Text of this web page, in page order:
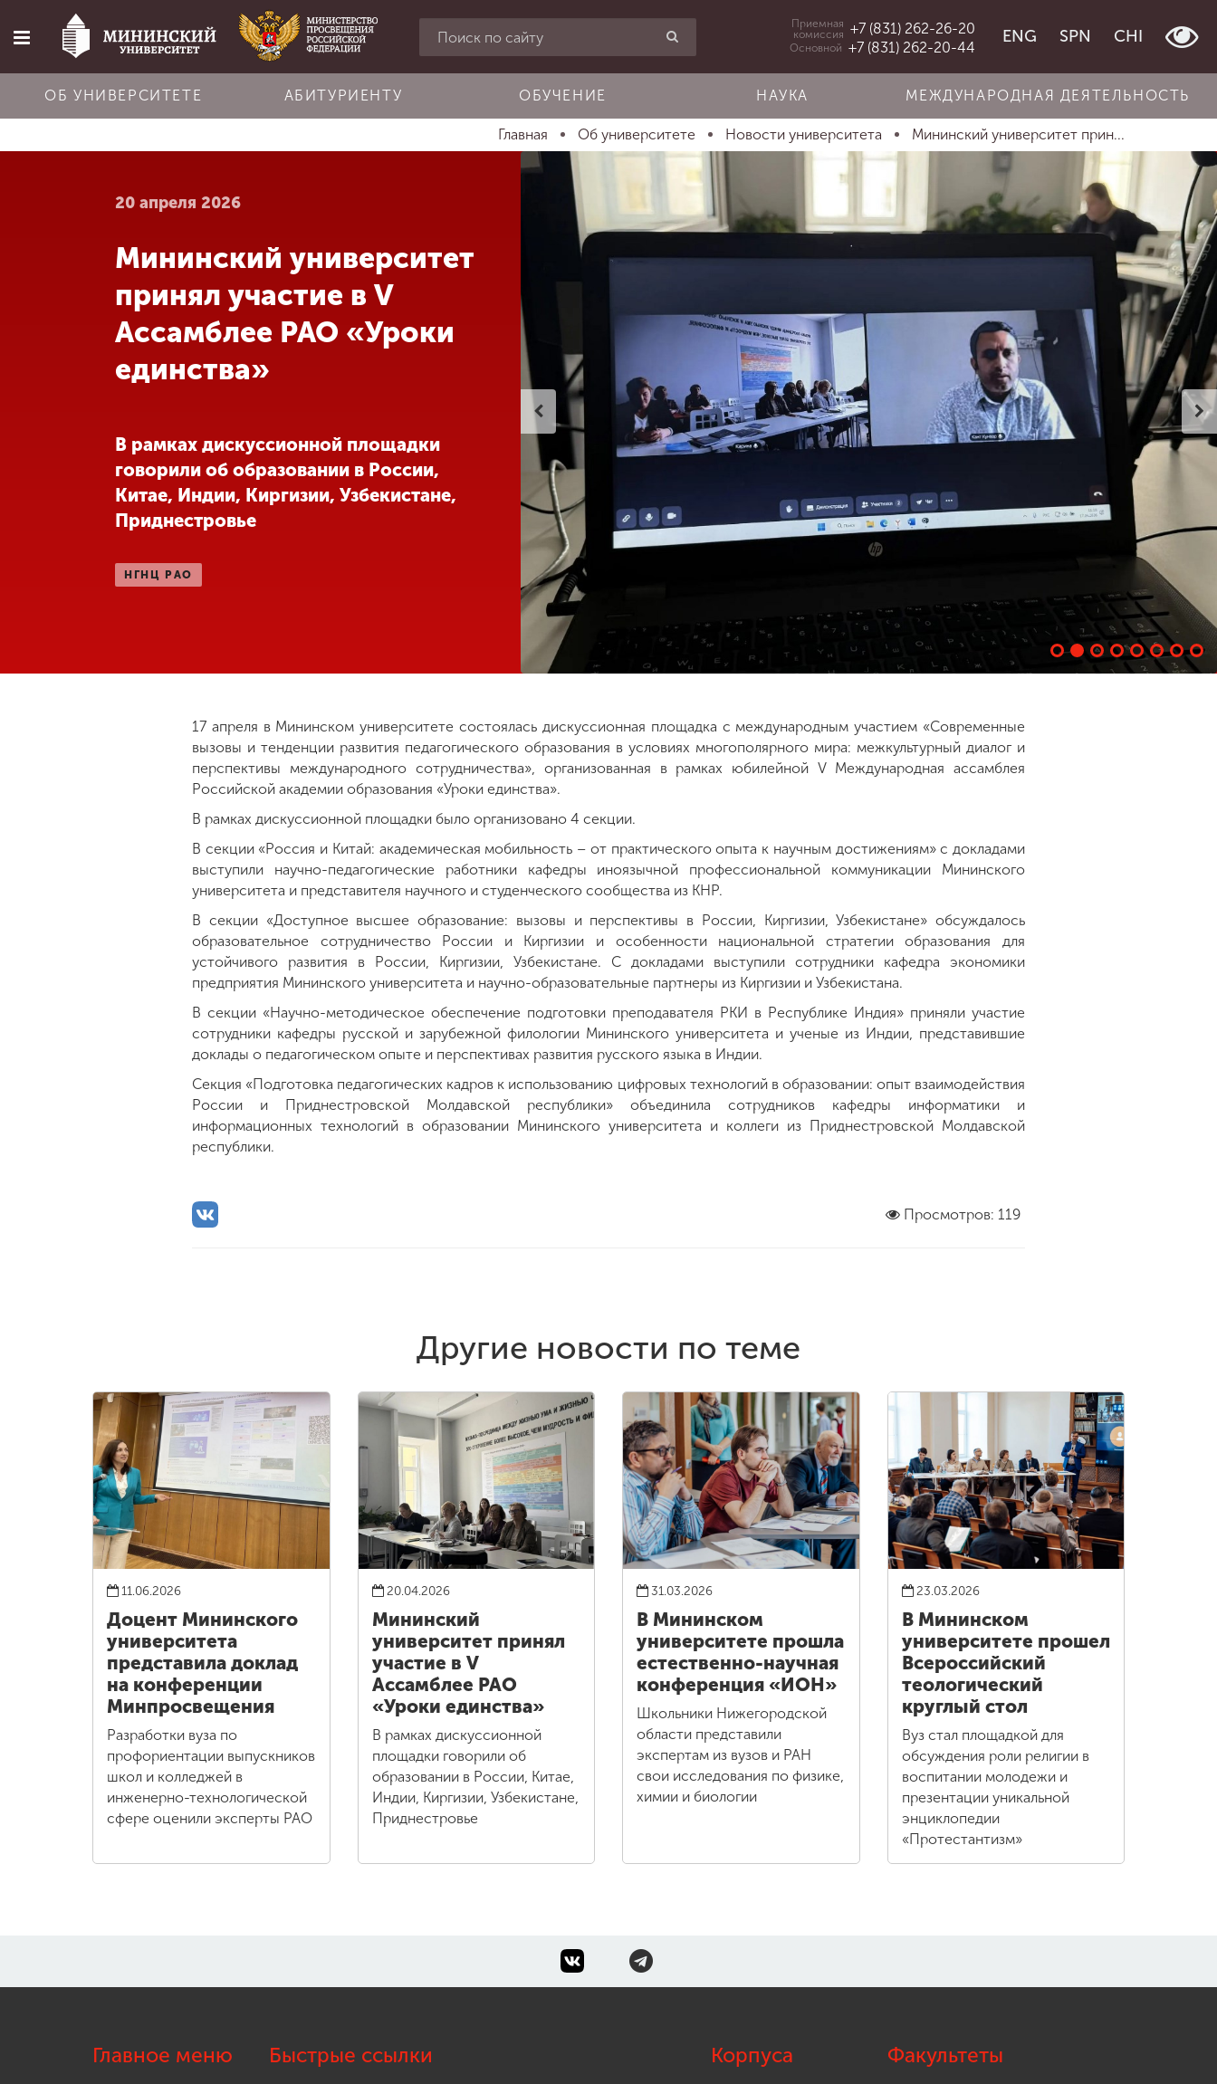
Главная
Об университете
Абитуриенту
Обучение
Международная
деятельность
Другие виды
деятельности
Студенческая
Приемная
комиссия +7 (831) 262-26-20
Основной +7 (831) 262-20-44
ENG SPN CHI
ОБ УНИВЕРСИТЕТЕ АБИТУРИЕНТУ ОБУЧЕНИЕ НАУКА МЕЖДУНАРОДНАЯ ДЕЯТЕЛЬНОСТЬ
Главная Об университете Новости университета Мининский университет прин...
20 апреля 2026
Мининский университет
принял участие в V
Ассамблее РАО «Уроки
единства»
В рамках дискуссионной площадки
говорили об образовании в России,
Китае, Индии, Киргизии, Узбекистане,
Приднестровье
НГНЦ РАО
17 апреля в Мининском университете состоялась дискуссионная площадка с международным участием «Современные
вызовы и тенденции развития педагогического образования в условиях многополярного мира: межкультурный диалог и
перспективы международного сотрудничества», организованная в рамках юбилейной V Международная ассамблея
Российской академии образования «Уроки единства».
В рамках дискуссионной площадки было организовано 4 секции.
В секции «Россия и Китай: академическая мобильность – от практического опыта к научным достижениям» с докладами
выступили научно-педагогические работники кафедры иноязычной профессиональной коммуникации Мининского
университета и представителя научного и студенческого сообщества из КНР.
В секции «Доступное высшее образование: вызовы и перспективы в России, Киргизии, Узбекистане» обсуждалось
образовательное сотрудничество России и Киргизии и особенности национальной стратегии образования для
устойчивого развития в России, Киргизии, Узбекистане. С докладами выступили сотрудники кафедра экономики
предприятия Мининского университета и научно-образовательные партнеры из Киргизии и Узбекистана.
В секции «Научно-методическое обеспечение подготовки преподавателя РКИ в Республике Индия» приняли участие
сотрудники кафедры русской и зарубежной филологии Мининского университета и ученые из Индии, представившие
доклады о педагогическом опыте и перспективах развития русского языка в Индии.
Секция «Подготовка педагогических кадров к использованию цифровых технологий в образовании: опыт взаимодействия
России и Приднестровской Молдавской республики» объединила сотрудников кафедры информатики и
информационных технологий в образовании Мининского университета и коллеги из Приднестровской Молдавской
республики.
Просмотров: 119
Другие новости по теме
11.06.2026
Доцент Мининского
университета
представила доклад
на конференции
Минпросвещения
Разработки вуза по
профориентации выпускников
школ и колледжей в
инженерно-технологической
сфере оценили эксперты РАО
20.04.2026
Мининский
университет принял
участие в V
Ассамблее РАО
«Уроки единства»
В рамках дискуссионной
площадки говорили об
образовании в России, Китае,
Индии, Киргизии, Узбекистане,
Приднестровье
31.03.2026
В Мининском
университете прошла
естественно-научная
конференция «ИОН»
Школьники Нижегородской
области представили
экспертам из вузов и РАН
свои исследования по физике,
химии и биологии
23.03.2026
В Мининском
университете прошел
Всероссийский
теологический
круглый стол
Вуз стал площадкой для
обсуждения роли религии в
воспитании молодежи и
презентации уникальной
энциклопедии
«Протестантизм»
Главное меню Быстрые ссылки Корпуса Факультеты